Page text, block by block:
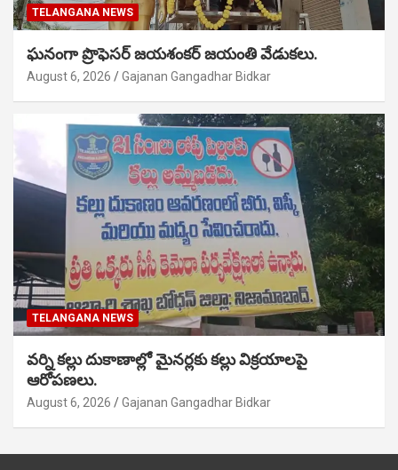
TELANGANA NEWS
ఘనంగా ప్రొఫెసర్ జయశంకర్ జయంతి వేడుకలు.
August 6, 2026 Gajanan Gangadhar Bidkar
TELANGANA NEWS
వర్ని కల్లు దుకాణాల్లో మైనర్లకు కల్లు విక్రయాలపై
ఆరోపణలు.
August 6, 2026 Gajanan Gangadhar Bidkar